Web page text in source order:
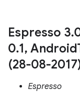
Espresso 3.
0.1, Android
(28-08-
Espresso